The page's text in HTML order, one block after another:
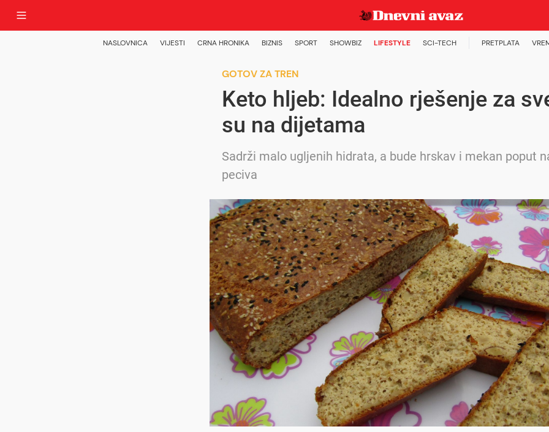
NASLOVNICA VIJESTI CRNA HRONIKA BIZNIS SPORT SHOWBIZ LIFESTYLE SCI-TECH PRETPLATA
GOTOV ZA TREN
Keto hljeb: Idealno rješenje za
su na dijetama
Sadrži malo ugljenih hidrata, a bude hrskav i mekan poput
peciva